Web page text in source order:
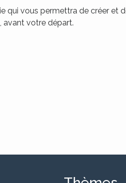
vous permettra de créer et
avant votre départ.